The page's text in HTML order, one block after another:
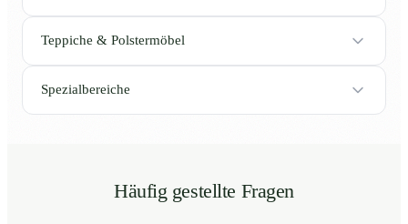
Teppiche & Polstermöbel
Spezialbereiche
Häufig gestellte Fragen